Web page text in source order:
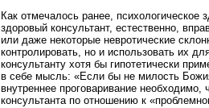
Как отмечалось ранее, психологическое
здоровый консультант, естественно,
или даже некоторые невротические
контролировать, но и использовать их
консультанту хотя бы гипотетически
в себе мысль: «Если бы не милость
внутреннее проговаривание
консультанта по отношению к